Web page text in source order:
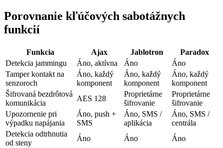
Porovnanie kľúčových sabotážnych
funkcií
Funkcia Ajax Jablotron
Paradox
Detekcia jammingu
Áno, aktívna Áno
Áno
Tamper kontakt na
senzoroch
Áno, každý
komponent
Áno, každý
komponent
Áno, každý
komponent
Šifrovaná bezdrôtová
komunikácia
AES 128
Proprietárne
šifrovanie
Proprietárne
šifrovanie
Upozornenie pri
výpadku napájania
Áno, push +
SMS
Áno, SMS /
aplikácia
Áno, SMS /
centrála
Detekcia odtrhnutia
od steny
Áno Áno Áno